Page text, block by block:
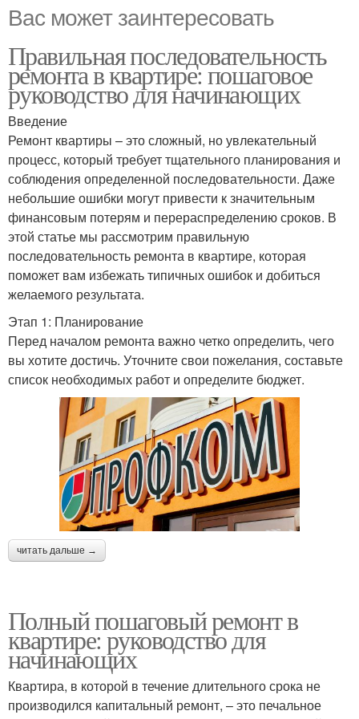
Вас может заинтересовать
Правильная последовательность
ремонта в квартире: пошаговое
руководство для начинающих
Введение
Ремонт квартиры – это сложный, но увлекательный
процесс, который требует тщательного планирования и
соблюдения определенной последовательности. Даже
небольшие ошибки могут привести к значительным
финансовым потерям и перераспределению сроков. В
этой статье мы рассмотрим правильную
последовательность ремонта в квартире, которая
поможет вам избежать типичных ошибок и добиться
желаемого результата.
Этап 1: Планирование
Перед началом ремонта важно четко определить, чего
вы хотите достичь. Уточните свои пожелания, составьте
список необходимых работ и определите бюджет.
читать дальше →
Полный пошаговый ремонт в
квартире: руководство для
начинающих
Квартира, в которой в течение длительного срока не
производился капитальный ремонт, – это печальное